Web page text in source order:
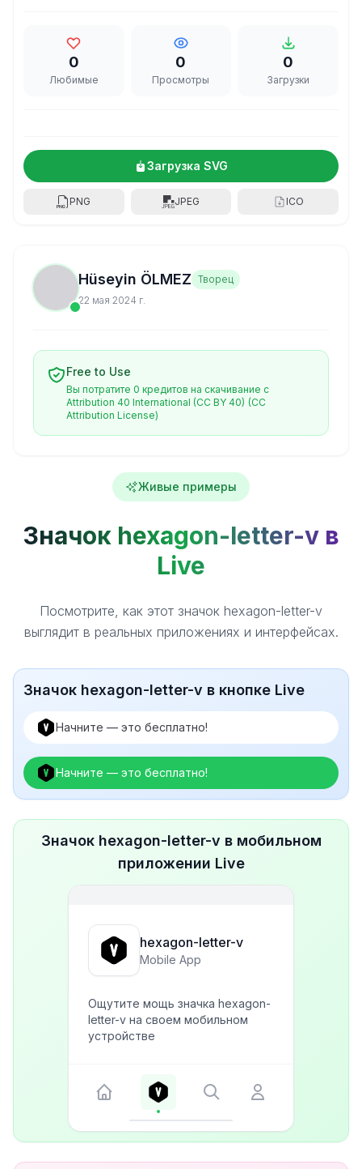
0
Любимые
0
Просмотры
0
Загрузки
Загрузка SVG
PNG JPEG ICO
Hüseyin ÖLMEZ Творец
22 мая 2024 г.
Free to Use
Вы потратите 0 кредитов на скачивание с
Attribution 40 International (CC BY 40) (CC
Attribution License)
Живые примеры
Значок hexagon-letter-v в
Live
Посмотрите, как этот значок hexagon-letter-v
выглядит в реальных приложениях и интерфейсах.
Значок hexagon-letter-v в кнопке Live
Начните — это бесплатно!
Начните — это бесплатно!
Значок hexagon-letter-v в мобильном
приложении Live
hexagon-letter-v
Mobile App
Ощутите мощь значка hexagon-
letter-v на своем мобильном
устройстве